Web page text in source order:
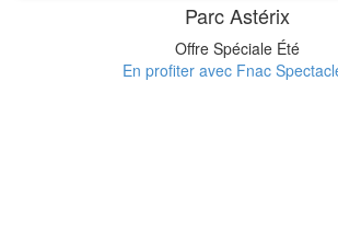
Parc Astérix
Offre Spéciale Été
En profiter avec Fnac